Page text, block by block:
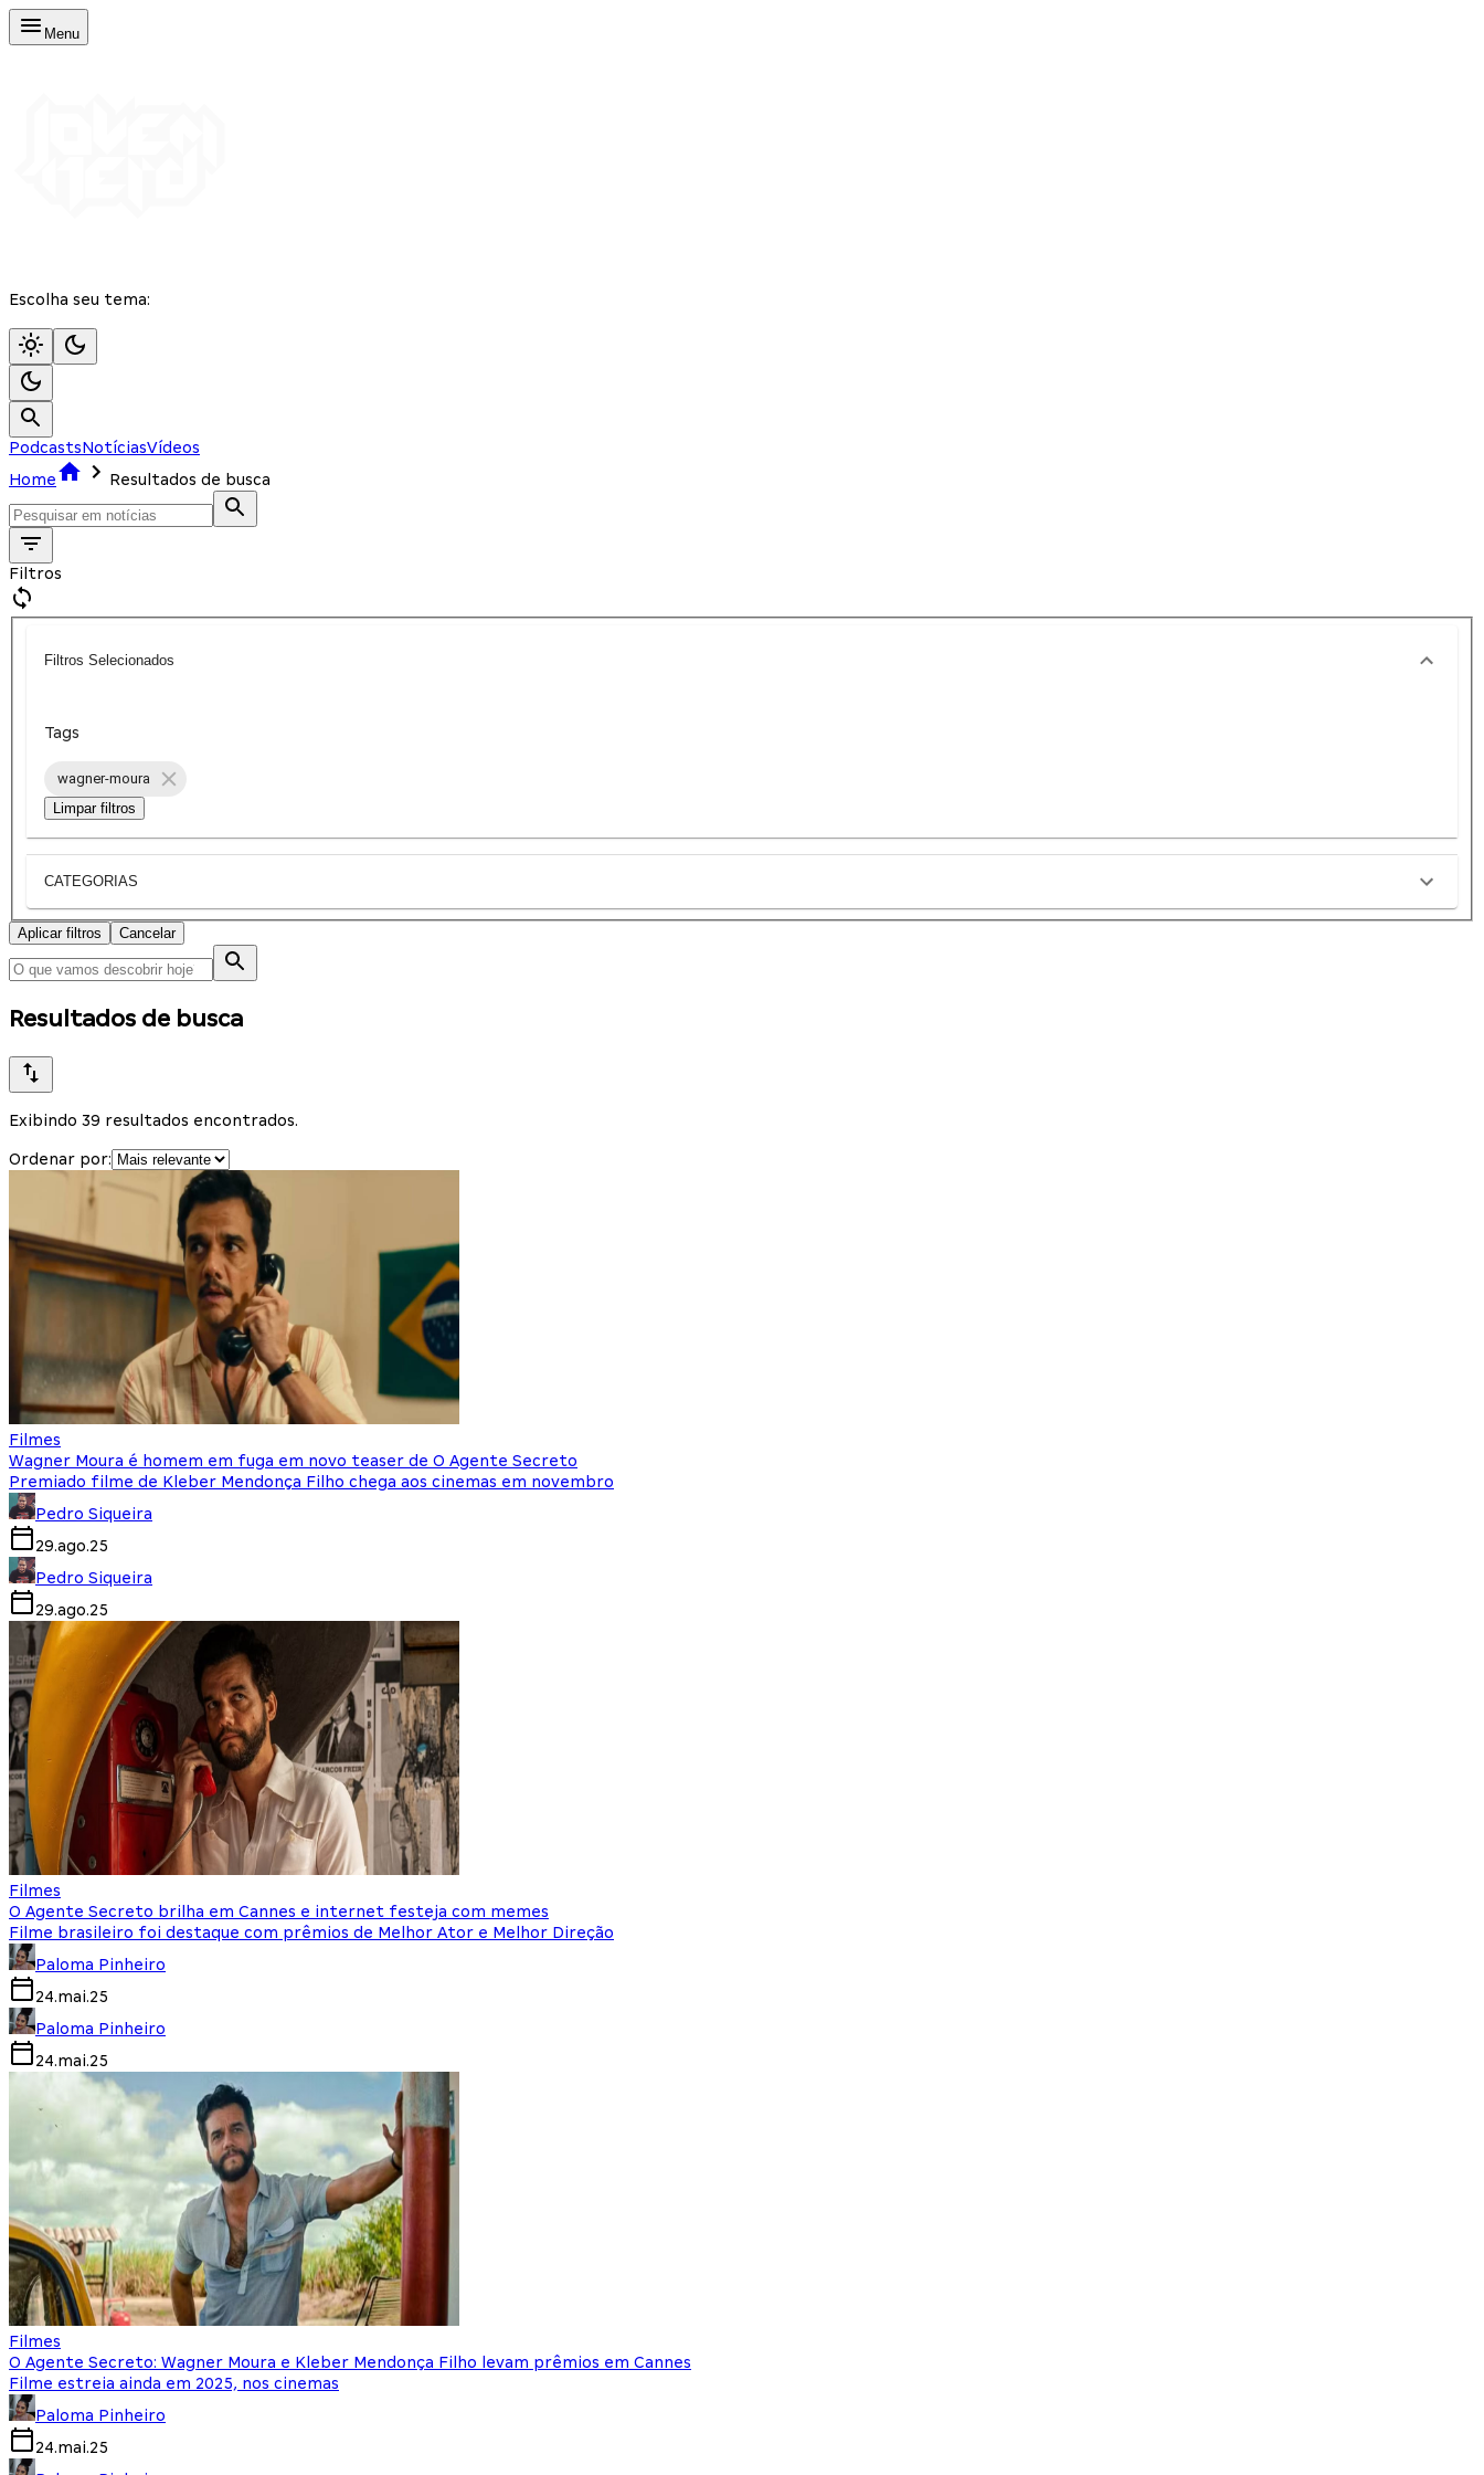
Menu
Escolha seu tema:
PodcastsNotíciasVídeos
Home
Resultados de busca
Filtros
Filtros Selecionados
Tags
wagner-moura
Limpar filtros
CATEGORIAS
Aplicar filtros Cancelar
Resultados de busca
Exibindo 39 resultados encontrados.
Ordenar por:
Filmes
Wagner Moura é homem em fuga em novo teaser de O Agente Secreto
Premiado filme de Kleber Mendonça Filho chega aos cinemas em novembro
Pedro Siqueira
29.ago.25
Pedro Siqueira
29.ago.25
Filmes
O Agente Secreto brilha em Cannes e internet festeja com memes
Filme brasileiro foi destaque com prêmios de Melhor Ator e Melhor Direção
Paloma Pinheiro
24.mai.25
Paloma Pinheiro
24.mai.25
Filmes
O Agente Secreto: Wagner Moura e Kleber Mendonça Filho levam prêmios em Cannes
Filme estreia ainda em 2025, nos cinemas
Paloma Pinheiro
24.mai.25